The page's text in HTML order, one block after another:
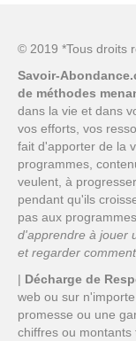
© 2019 *Tous droits
Savoir-
de méthodes
dans la vie et dans
vos efforts, vos
fait d'apporter de la
programmes,
veulent, à
pendant qu'ils
pas aux
d'apprendre à jouer
et regarder
| Décharge de
web ou sur
promesse ou une
chiffres ou montants